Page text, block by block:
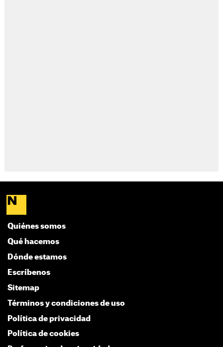
Quiénes somos
Qué hacemos
Dónde estamos
Escríbenos
Sitemap
Términos y condiciones de uso
Política de privacidad
Política de cookies